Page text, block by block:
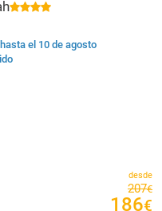
el 10 de agosto
desde
207€
186€